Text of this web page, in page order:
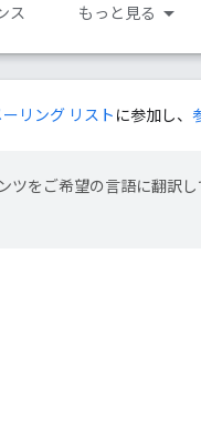
ス もっと見る
ーリング リスト に参加し、
ツをご希望の言語に翻訳し